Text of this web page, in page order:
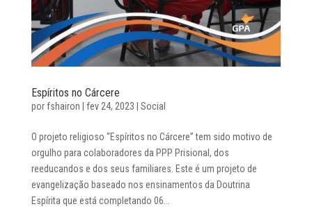
Espíritos no Cárcere
por fshairon fev 24, 2023 Social
O projeto religioso “Espíritos no Cárcere” tem sido motivo de
orgulho para colaboradores da PPP Prisional, dos
reeducandos e dos seus familiares. Este é um projeto de
evangelização baseado nos ensinamentos da Doutrina
Espírita que está completando 06...